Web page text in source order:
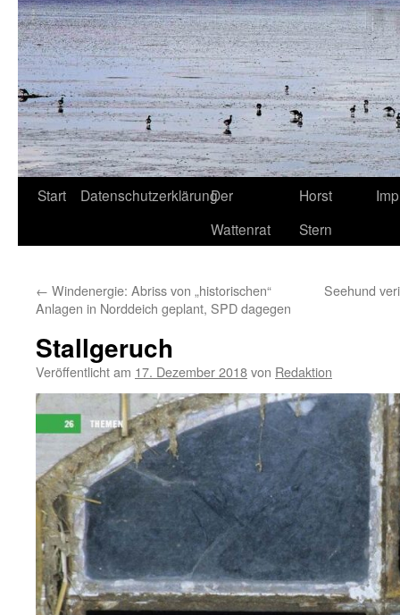
Start DatenschutzerklärungDer
Wattenrat
Horst
Stern
← Windenergie: Abriss von „historischen“
Anlagen in Norddeich geplant, SPD dagegen
Seehund
Stallgeruch
Veröffentlicht am 17. Dezember 2018von Redaktion